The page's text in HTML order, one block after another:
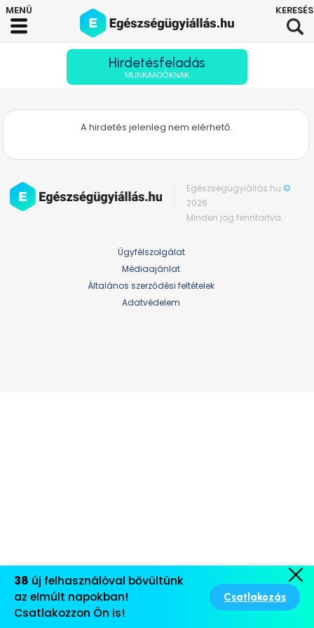
Hirdetésfeladás
MUNKAADÓKNAK
A hirdetés jelenleg nem elérhető.
Egészségügyiállás.hu©
2026
Minden jog fenntartva.
Ügyfélszolgálat
Médiaajánlat
Általános szerződési feltételek
Adatvédelem
38 új felhasználóval bővültünk
az elmúlt napokban!
Csatlakozzon Ön is!
Csatlakozás